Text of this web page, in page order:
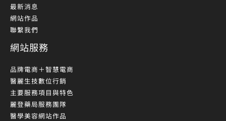
最新消息
網站作品
聯繫我們
網站服務
品牌電商＋智慧電商
醫麗生技數位行銷
主要服務項目與特色
麗登藥局服務團隊
醫學美容網站作品